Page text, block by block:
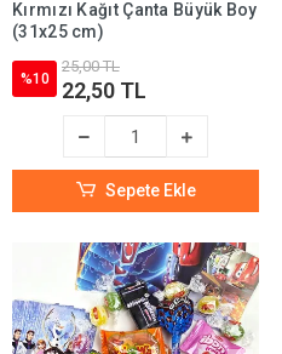
Kırmızı Kağıt Çanta Büyük Boy
(31x25 cm)
%10
25,00 TL
22,50 TL
Sepete Ekle